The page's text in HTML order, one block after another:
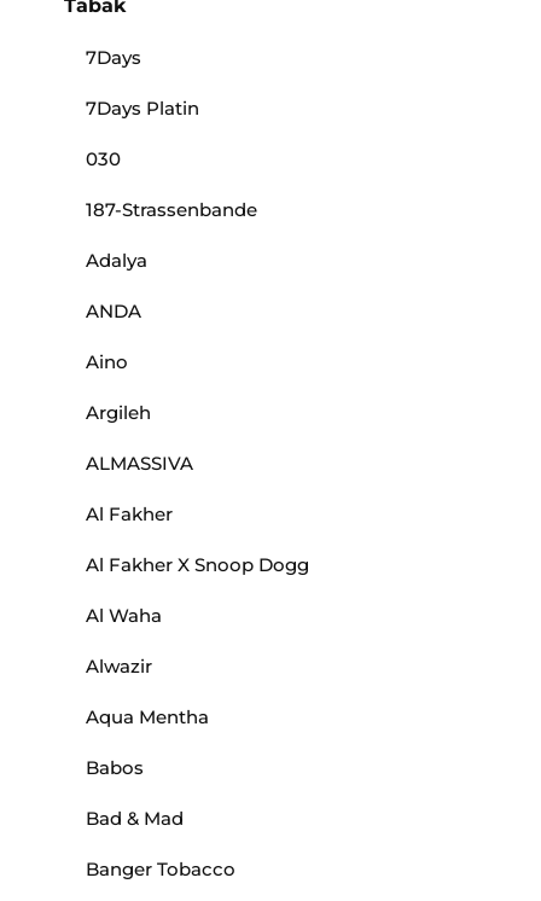
Tabak
7Days
7Days Platin
030
187-Strassenbande
Adalya
ANDA
Aino
Argileh
ALMASSIVA
Al Fakher
Al Fakher X Snoop Dogg
Al Waha
Alwazir
Aqua Mentha
Babos
Bad & Mad
Banger Tobacco